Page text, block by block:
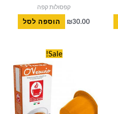
קפסולות קפה
₪30.00 הוספה לסל
Sale!
המחיר
המקורי
₪18.00.
הוא:
₪15.00.